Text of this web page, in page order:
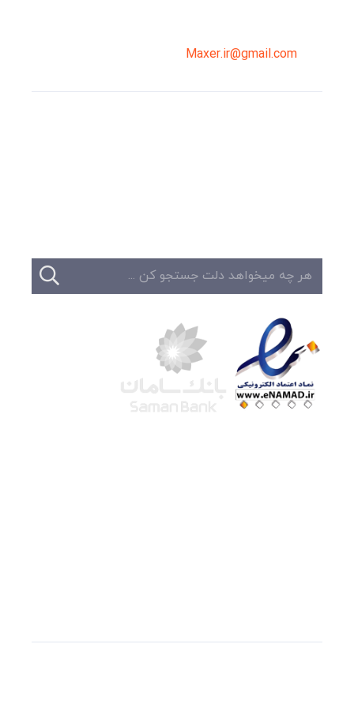
Maxer.ir@gmail.com